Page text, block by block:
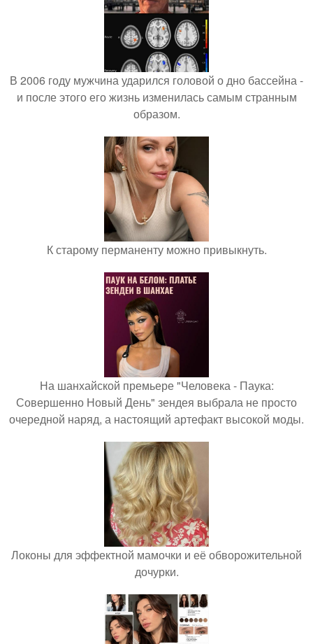
В 2006 году мужчина ударился головой о дно бассейна -
и после этого его жизнь изменилась самым странным
образом.
К старому перманенту можно привыкнуть.
На шанхайской премьере "Человека - Паука:
Совершенно Новый День" зендея выбрала не просто
очередной наряд, а настоящий артефакт высокой моды.
Локоны для эффектной мамочки и её обворожительной
дочурки.